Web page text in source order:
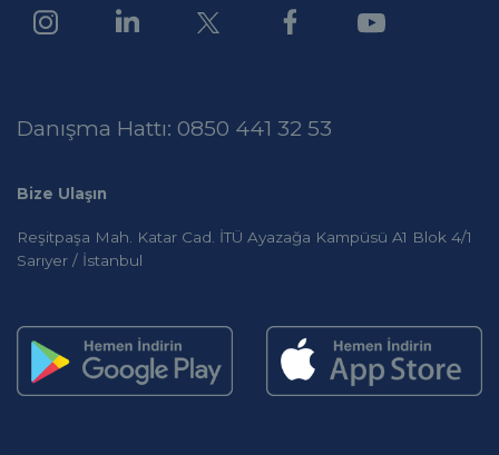
Danışma Hattı: 0850 441 32 53
Bize Ulaşın
Reşitpaşa Mah. Katar Cad. İTÜ Ayazağa Kampüsü A1 Blok 4/1
Sarıyer / İstanbul